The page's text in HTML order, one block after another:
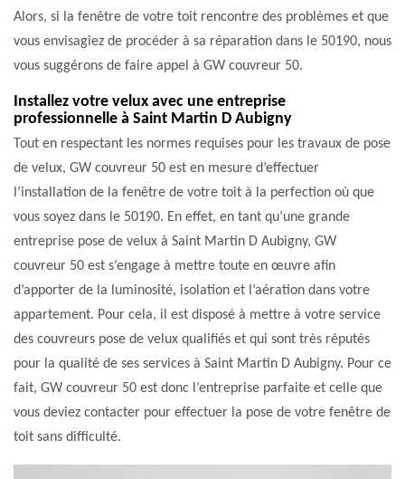
Alors, si la fenêtre de votre toit rencontre des problèmes et que
vous envisagiez de procéder à sa réparation dans le 50190, nous
vous suggérons de faire appel à GW couvreur 50.
Installez votre velux avec une entreprise
professionnelle à Saint Martin D Aubigny
Tout en respectant les normes requises pour les travaux de pose
de velux, GW couvreur 50 est en mesure d’effectuer
l’installation de la fenêtre de votre toit à la perfection où que
vous soyez dans le 50190. En effet, en tant qu’une grande
entreprise pose de velux à Saint Martin D Aubigny, GW
couvreur 50 est s’engage à mettre toute en œuvre afin
d’apporter de la luminosité, isolation et l’aération dans votre
appartement. Pour cela, il est disposé à mettre à votre service
des couvreurs pose de velux qualifiés et qui sont très réputés
pour la qualité de ses services à Saint Martin D Aubigny. Pour ce
fait, GW couvreur 50 est donc l’entreprise parfaite et celle que
vous deviez contacter pour effectuer la pose de votre fenêtre de
toit sans difficulté.